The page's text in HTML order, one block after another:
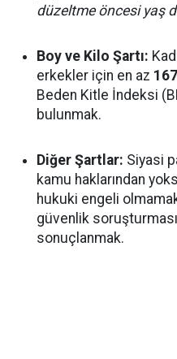
düzeltme öncesi yaş
Boy ve Kilo Şartı:
erkekler için en az
Beden Kitle İndeksi
bulunmak.
Diğer Şartlar: Siyasi
kamu haklarından
hukuki engeli
güvenlik
sonuçlanmak.